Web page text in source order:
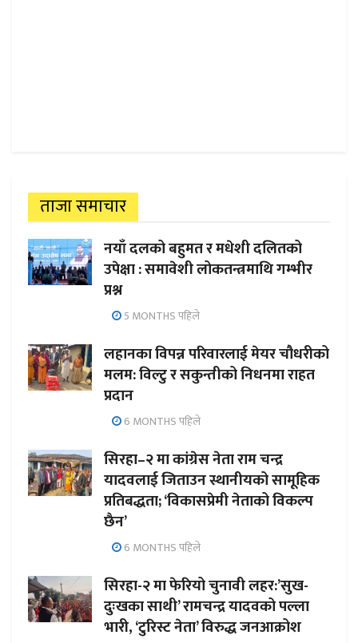
ताजा समाचार
नयाँ दलको बहुमत र मधेशी दलितको
उपेक्षा : समावेशी लोकतन्त्रमाथि गम्भीर
प्रश्न
5 MONTHS पहिले
लहानका विपन्न परिवारलाई मेयर चौधरीको
मलम: विल्टु र सकुन्तीको निधनमा राहत
प्रदान
6 MONTHS पहिले
सिरहा–२ मा कांग्रेस नेता राम चन्द्र
यादवलाई जिताउन स्थानीयको सामूहिक
प्रतिबद्धता; ‘विकासप्रेमी नेताको विकल्प
छैन’
6 MONTHS पहिले
सिरहा-२ मा फेरियो चुनावी लहर:’सुख-
दुःखका साथी’ रामचन्द्र यादवको पल्ला
भारी, ‘टुरिस्ट नेता’ विरुद्ध जनआक्रोश